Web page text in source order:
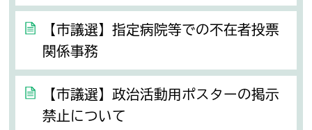
【市議選】指定病院等での不在者投票
関係事務
【市議選】政治活動用ポスターの掲示
禁止について